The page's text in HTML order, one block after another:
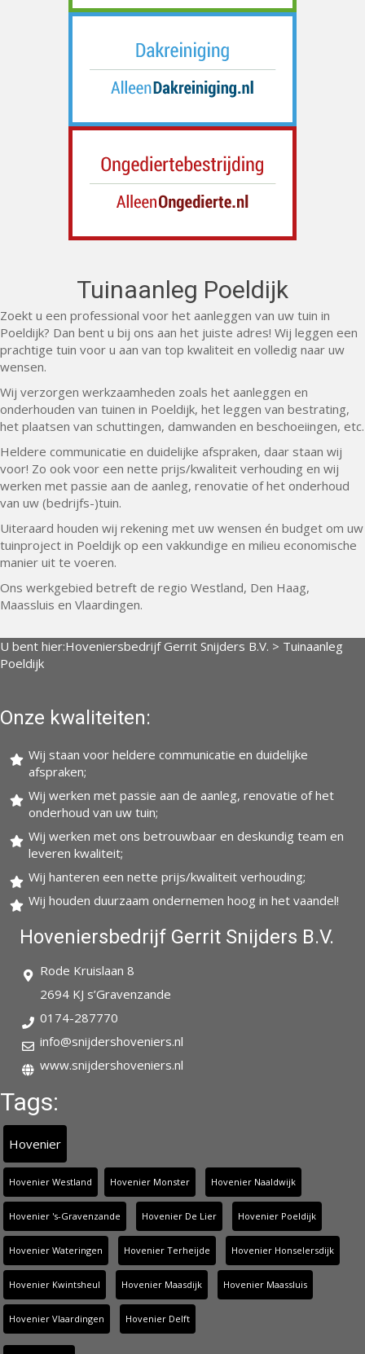
Tuinaanleg Poeldijk
Zoekt u een professional voor het aanleggen van uw tuin in
Poeldijk? Dan bent u bij ons aan het juiste adres! Wij leggen een
prachtige tuin voor u aan van top kwaliteit en volledig naar uw
wensen.
Wij verzorgen werkzaamheden zoals het aanleggen en
onderhouden van tuinen in Poeldijk, het leggen van bestrating,
het plaatsen van schuttingen, damwanden en beschoeiingen, etc.
Heldere communicatie en duidelijke afspraken, daar staan wij
voor! Zo ook voor een nette prijs/kwaliteit verhouding en wij
werken met passie aan de aanleg, renovatie of het onderhoud
van uw (bedrijfs-)tuin.
Uiteraard houden wij rekening met uw wensen én budget om uw
tuinproject in Poeldijk op een vakkundige en milieu economische
manier uit te voeren.
Ons werkgebied betreft de regio Westland, Den Haag,
Maassluis en Vlaardingen.
U bent hier:Hoveniersbedrijf Gerrit Snijders B.V. > Tuinaanleg
Poeldijk
Onze kwaliteiten:
Wij staan voor heldere communicatie en duidelijke
afspraken;
Wij werken met passie aan de aanleg, renovatie of het
onderhoud van uw tuin;
Wij werken met ons betrouwbaar en deskundig team en
leveren kwaliteit;
Wij hanteren een nette prijs/kwaliteit verhouding;
Wij houden duurzaam ondernemen hoog in het vaandel!
Hoveniersbedrijf Gerrit Snijders B.V.
Rode Kruislaan 8
2694 KJ s’Gravenzande
0174-287770
info@snijdershoveniers.nl
www.snijdershoveniers.nl
Tags:
Hovenier
Hovenier Westland Hovenier Monster Hovenier Naaldwijk
Hovenier 's-Gravenzande Hovenier De Lier Hovenier Poeldijk
Hovenier Wateringen Hovenier Terheijde Hovenier Honselersdijk
Hovenier Kwintsheul Hovenier Maasdijk Hovenier Maassluis
Hovenier Vlaardingen Hovenier Delft